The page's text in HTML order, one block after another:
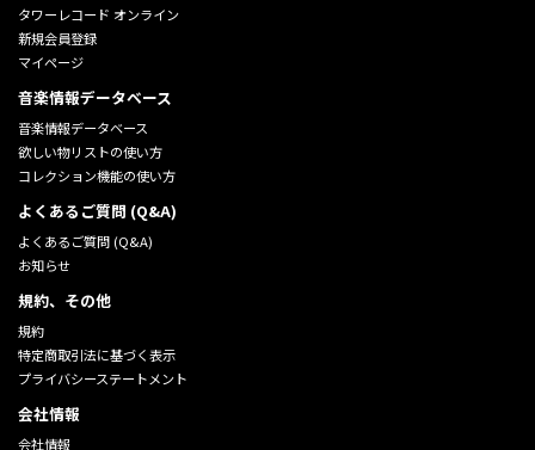
タワーレコード オンライン
新規会員登録
マイページ
音楽情報データベース
音楽情報データベース
欲しい物リストの使い方
コレクション機能の使い方
よくあるご質問 (Q&A)
よくあるご質問 (Q&A)
お知らせ
規約、その他
規約
特定商取引法に基づく表示
プライバシーステートメント
会社情報
会社情報